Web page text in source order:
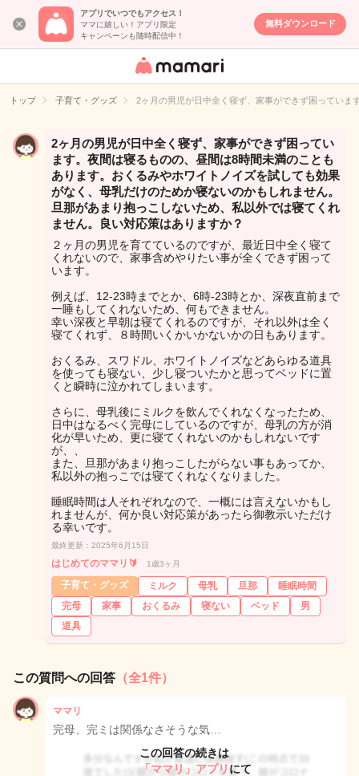
アプリでいつでもアクセス！
ママに嬉しい！アプリ限定
キャンペーンも随時配信中！
無料ダウンロード
女性専用匿名QA
イト
トップ 子育て・グッズ 2ヶ月の男児が日中全く寝ず、家事ができず困ってい
2ヶ月の男児が日中全く寝ず、家事ができず困ってい
ます。夜間は寝るものの、昼間は8時間未満のことも
あります。おくるみやホワイトノイズを試しても効果
がなく、母乳だけのためか寝ないのかもしれません。
旦那があまり抱っこしないため、私以外では寝てくれ
ません。良い対応策はありますか？
２ヶ月の男児を育てているのですが、最近日中全く寝て
くれないので、家事含めやりたい事が全くできず困って
います。
例えば、12-23時までとか、6時-23時とか、深夜直前まで
一睡もしてくれないため、何もできません。
幸い深夜と早朝は寝てくれるのですが、それ以外は全く
寝てくれず、８時間いくかいかないかの日もあります。
おくるみ、スワドル、ホワイトノイズなどあらゆる道具
を使っても寝ない、少し寝ついたかと思ってベッドに置
くと瞬時に泣かれてしまいます。
さらに、母乳後にミルクを飲んでくれなくなったため、
日中はなるべく完母にしているのですが、母乳の方が消
化が早いため、更に寝てくれないのかもしれないです
が、、
また、旦那があまり抱っこしたがらない事もあってか、
私以外の抱っこでは寝てくれなくなりました。
睡眠時間は人それぞれなので、一概には言えないかもし
れませんが、何か良い対応策があったら御教示いただけ
る幸いです。
最終更新：2025年6月15日
はじめてのママリ🔰 1歳3ヶ月
子育て・グッズ ミルク 母乳 旦那
睡眠時間
完母
家事 おくるみ 寝ない ベッド
男
道具
この質問への回答 （全1件）
ママリ
完母、完ミは関係なさそうな気…
この回答の続きは
「ママリ」アプリ にて